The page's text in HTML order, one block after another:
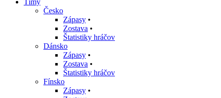
Tímy
Česko
Zápasy •
Zostava •
Štatistiky hráčov
Dánsko
Zápasy •
Zostava •
Štatistiky hráčov
Fínsko
Zápasy •